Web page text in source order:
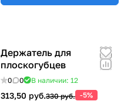
Держатель для
плоскогубцев
0 0 В наличии: 12
313,50 руб.330 руб. -5%